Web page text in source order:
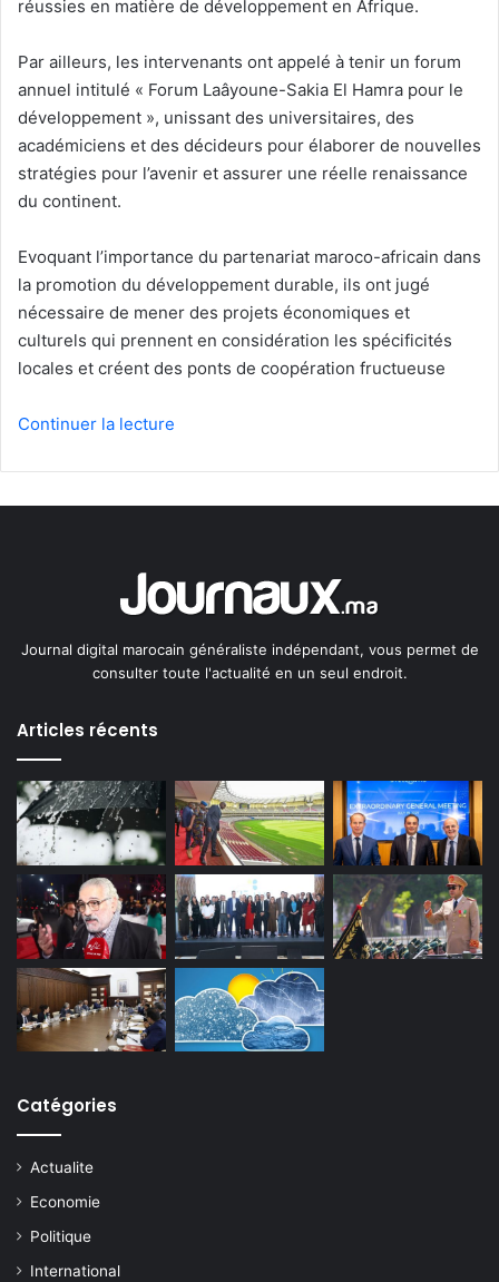
réussies en matière de développement en Afrique.
Par ailleurs, les intervenants ont appelé à tenir un forum
annuel intitulé « Forum Laâyoune-Sakia El Hamra pour le
développement », unissant des universitaires, des
académiciens et des décideurs pour élaborer de nouvelles
stratégies pour l’avenir et assurer une réelle renaissance
du continent.
Evoquant l’importance du partenariat maroco-africain dans
la promotion du développement durable, ils ont jugé
nécessaire de mener des projets économiques et
culturels qui prennent en considération les spécificités
locales et créent des ponts de coopération fructueuse
Continuer la lecture
Journal digital marocain généraliste indépendant, vous permet de
consulter toute l'actualité en un seul endroit.
Articles récents
Catégories
Actualite
Economie
Politique
International